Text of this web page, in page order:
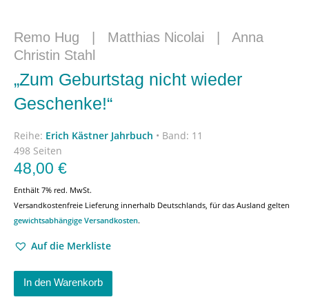
Remo Hug Matthias Nicolai
Anna
Christin Stahl
„Zum Geburtstag nicht wieder
Geschenke!“
Reihe: Erich Kästner Jahrbuch • Band: 11
498 Seiten
48,00 €
Enthält 7% red. MwSt.
Versandkostenfreie Lieferung innerhalb Deutschlands, für das Ausland gelten
gewichtsabhängige Versandkosten.
Auf die Merkliste
In den Warenkorb